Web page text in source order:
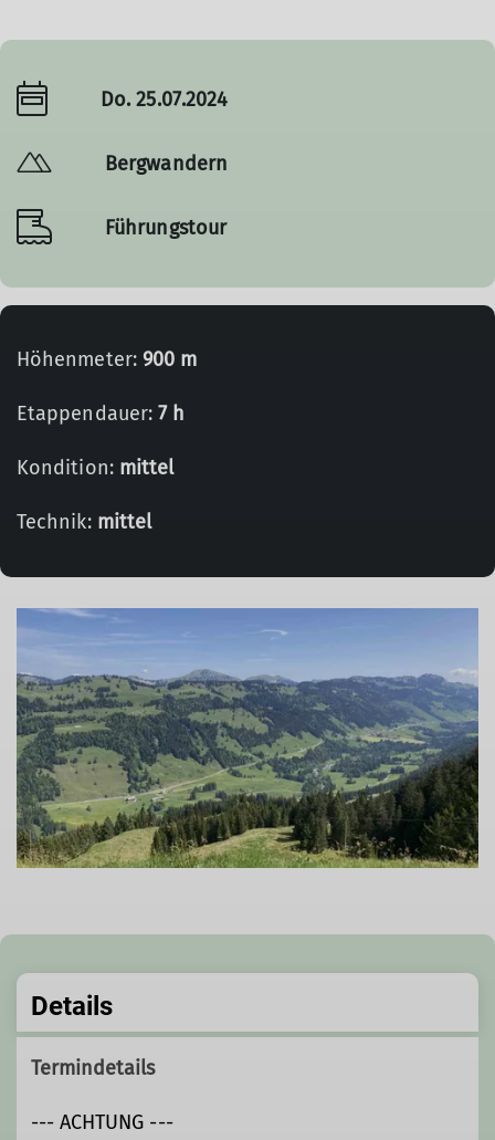
Do. 25.07.2024
Bergwandern
Führungstour
Höhenmeter: 900 m
Etappendauer:7 h
Kondition: mittel
Technik: mittel
Details
Termindetails
--- ACHTUNG ---